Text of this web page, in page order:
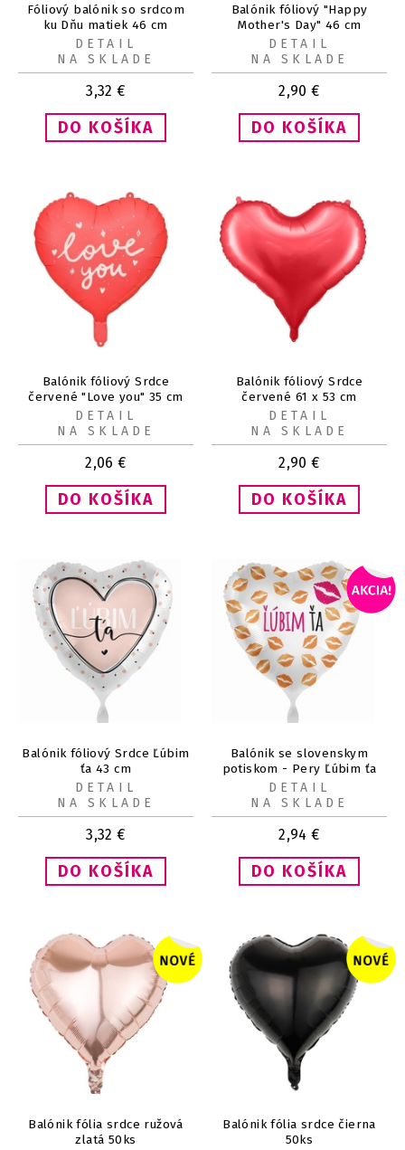
Fóliový balónik so srdcom
ku Dňu matiek 46 cm
3,32 €
DETAIL
NA SKLADE
Balónik fóliový "Happy
Mother's Day" 46 cm
2,90 €
DETAIL
NA SKLADE
Balónik fóliový Srdce
červené "Love you" 35 cm
2,06 €
DETAIL
NA SKLADE
Balónik fóliový Srdce
červené 61 x 53 cm
2,90 €
DETAIL
NA SKLADE
Balónik fóliový Srdce Ľúbim
ťa 43 cm
3,32 €
DETAIL
NA SKLADE
Balónik se slovenskym
potiskom - Pery Ľúbim ťa
43 cm
2,94 €
DETAIL
NA SKLADE
Balónik fólia srdce ružová
zlatá 50ks
Balónik fólia srdce čierna
50ks